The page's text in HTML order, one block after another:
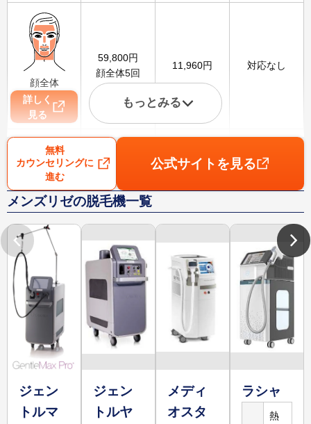
顔全体
詳しく
見る
59,800円
顔全体5回
11,960円 対応なし
VIO
詳しく
99,800
VIO5回
19,960円 3,100円
詳しく
見る
腕5回
3,500
もっとみる
無料
カウンセリングに
進む
公式サイトを見る
メンズリゼの脱毛機一覧
ジェン
トルマ
ジェン
トルヤ
メディ
オスタ
ラシャ
熱